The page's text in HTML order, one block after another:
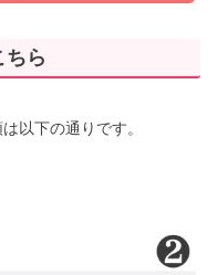
ちら
以下の通りです。